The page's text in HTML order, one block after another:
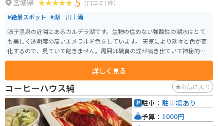
宮城県
（口コミ1件）
#絶景スポット #湖｜川｜滝
鳴子温泉の近隣にあるカルデラ湖です。生物の住めない強酸性の湖水はとて
も美しく透明度の高いエメラルド色をしています。 天気により刻々と色が変
化するので、見ていて飽きません。周囲は硫黄の煙が噴き出ていて神秘的な
雰囲気を醸し出しています。夏はSUPを楽しめます。秋は遊歩道を散策し紅葉
が映し出された湖面を見るのもオススメです。 11月下旬～４月下旬は冬季閉
鎖になります。鳴子温泉から近いので温泉に行くついでに気軽に寄れます。
詳しく見る
コーヒーハウス純 お気に入り
駐車： 駐車場あり
予算： 1000円